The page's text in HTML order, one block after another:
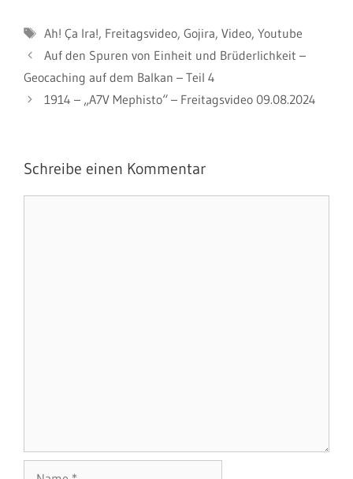
Schlagwörter
Ah! Ça Ira!, Freitagsvideo, Gojira, Video, Youtube
Auf den Spuren von Einheit und Brüderlichkeit –
Geocaching auf dem Balkan – Teil 4
1914 – „A7V Mephisto“ – Freitagsvideo 09.08.2024
Schreibe einen Kommentar